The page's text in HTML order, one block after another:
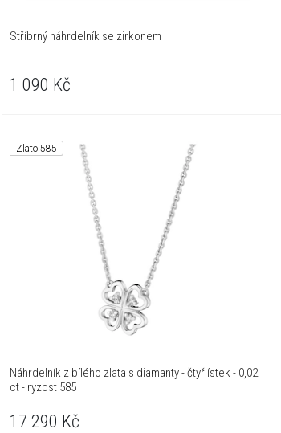
Stříbrný náhrdelník se zirkonem
1 090 Kč
Zlato 585
Náhrdelník z bílého zlata s diamanty - čtyřlístek - 0,02
ct - ryzost 585
17 290 Kč